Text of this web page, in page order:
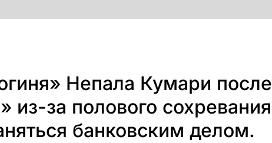
Непала Кумари после
из-за полового сохревания
банковским делом.